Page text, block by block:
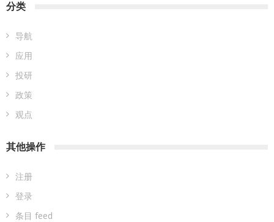
分类
导航
应用
投研
政策
观点
其他操作
注册
登录
条目 feed